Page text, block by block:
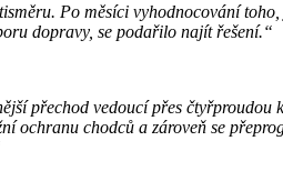
Po měsíci vyhodnocování
dopravy, se podařilo najít řešení.“
přechod vedoucí přes
chodců a zároveň se